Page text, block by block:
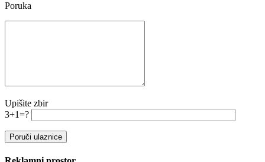
Poruka
Upišite zbir
3+1=?